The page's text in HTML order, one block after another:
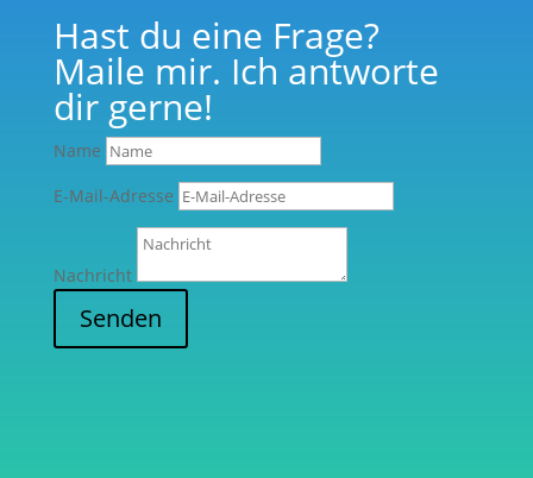
Hast du eine Frage?
Maile mir. Ich antworte
dir gerne!
Name
E-Mail-Adresse
Nachricht
Senden